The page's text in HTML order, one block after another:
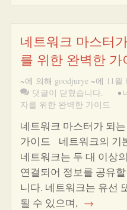
네트워크 마스터
를 위한 완벽한 가
~에 의해 goodjurye ~에 11월
댓글이 닫혔습니다.
•
자를 위한 완벽한 가이드
네트워크 마스터가 되
가이드 네트워크의 기
네트워크는 두 대 이상
연결되어 정보를 공유
니다. 네트워크는 유선
될 수 있으며, →